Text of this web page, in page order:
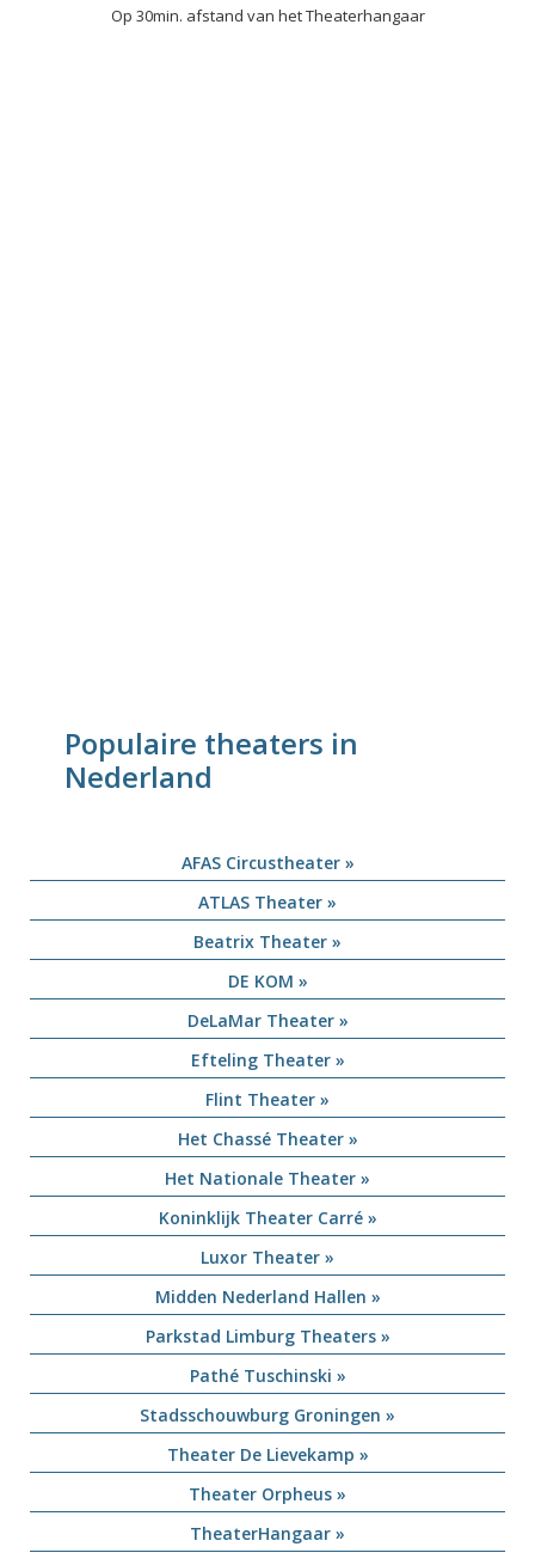
Op 30min. afstand van het Theaterhangaar
Populaire theaters in
Nederland
AFAS Circustheater »
ATLAS Theater »
Beatrix Theater »
DE KOM »
DeLaMar Theater »
Efteling Theater »
Flint Theater »
Het Chassé Theater »
Het Nationale Theater »
Koninklijk Theater Carré »
Luxor Theater »
Midden Nederland Hallen »
Parkstad Limburg Theaters »
Pathé Tuschinski »
Stadsschouwburg Groningen »
Theater De Lievekamp »
Theater Orpheus »
TheaterHangaar »